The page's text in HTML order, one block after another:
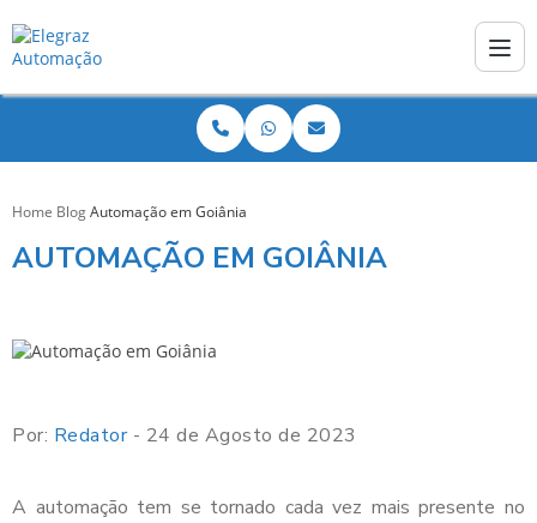
Home BlogAutomação em Goiânia
AUTOMAÇÃO EM GOIÂNIA
Por: Redator- 24 de Agosto de 2023
A automação tem se tornado cada vez mais presente no